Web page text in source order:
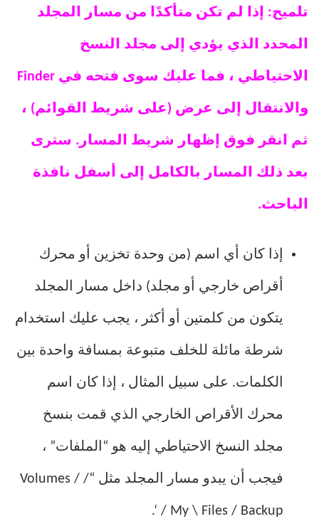
تلميح: إذا لم تكن متأكدًا من مسار المجلد
المحدد الذي يؤدي إلى مجلد النسخ
الاحتياطي ، فما عليك سوى فتحه في Finder
والانتقال إلى عرض (على شريط القوائم) ،
ثم انقر فوق إظهار شريط المسار. سترى
بعد ذلك المسار بالكامل إلى أسفل نافذة
الباحث.
إذا كان أي اسم (من وحدة تخزين أو محرك
أقراص خارجي أو مجلد) داخل مسار المجلد
يتكون من كلمتين أو أكثر ، يجب عليك استخدام
شرطة مائلة للخلف متبوعة بمسافة واحدة بين
الكلمات. على سبيل المثال ، إذا كان اسم
محرك الأقراص الخارجي الذي قمت بنسخ
مجلد النسخ الاحتياطي إليه هو “الملفات” ،
فيجب أن يبدو مسار المجلد مثل “/ Volumes /
My \ Files / Backup / ‘.